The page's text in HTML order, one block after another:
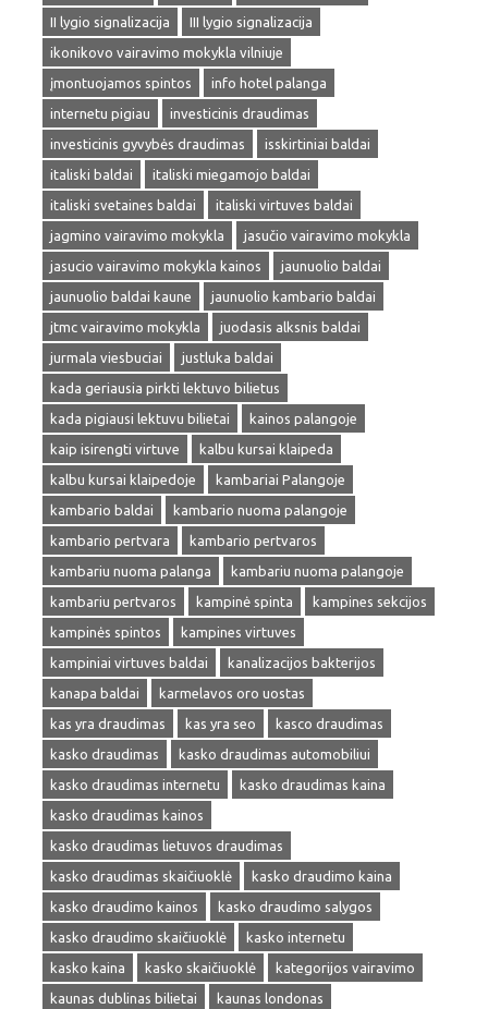
II lygio signalizacija
III lygio signalizacija
ikonikovo vairavimo mokykla vilniuje
įmontuojamos spintos
info hotel palanga
internetu pigiau
investicinis draudimas
investicinis gyvybės draudimas
isskirtiniai baldai
italiski baldai
italiski miegamojo baldai
italiski svetaines baldai
italiski virtuves baldai
jagmino vairavimo mokykla
jasučio vairavimo mokykla
jasucio vairavimo mokykla kainos
jaunuolio baldai
jaunuolio baldai kaune
jaunuolio kambario baldai
jtmc vairavimo mokykla
juodasis alksnis baldai
jurmala viesbuciai
justluka baldai
kada geriausia pirkti lektuvo bilietus
kada pigiausi lektuvu bilietai
kainos palangoje
kaip isirengti virtuve
kalbu kursai klaipeda
kalbu kursai klaipedoje
kambariai Palangoje
kambario baldai
kambario nuoma palangoje
kambario pertvara
kambario pertvaros
kambariu nuoma palanga
kambariu nuoma palangoje
kambariu pertvaros
kampinė spinta
kampines sekcijos
kampinės spintos
kampines virtuves
kampiniai virtuves baldai
kanalizacijos bakterijos
kanapa baldai
karmelavos oro uostas
kas yra draudimas
kas yra seo
kasco draudimas
kasko draudimas
kasko draudimas automobiliui
kasko draudimas internetu
kasko draudimas kaina
kasko draudimas kainos
kasko draudimas lietuvos draudimas
kasko draudimas skaičiuoklė
kasko draudimo kaina
kasko draudimo kainos
kasko draudimo salygos
kasko draudimo skaičiuoklė
kasko internetu
kasko kaina
kasko skaičiuoklė
kategorijos vairavimo
kaunas dublinas bilietai
kaunas londonas